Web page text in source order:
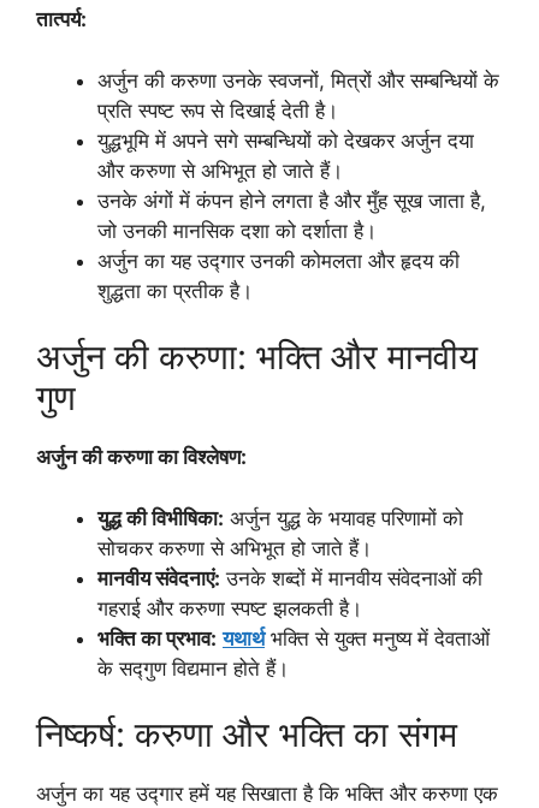
तात्पर्य:
अर्जुन की करुणा उनके स्वजनों, मित्रों और सम्बन्धियों के
प्रति स्पष्ट रूप से दिखाई देती है।
युद्धभूमि में अपने सगे सम्बन्धियों को देखकर अर्जुन दया
और करुणा से अभिभूत हो जाते हैं।
उनके अंगों में कंपन होने लगता है और मुँह सूख जाता है,
जो उनकी मानसिक दशा को दर्शाता है।
अर्जुन का यह उद्गार उनकी कोमलता और हृदय की
शुद्धता का प्रतीक है।
अर्जुन की करुणा: भक्ति और मानवीय
गुण
अर्जुन की करुणा का विश्लेषण:
युद्ध की विभीषिका: अर्जुन युद्ध के भयावह परिणामों को
सोचकर करुणा से अभिभूत हो जाते हैं।
मानवीय संवेदनाएं: उनके शब्दों में मानवीय संवेदनाओं की
गहराई और करुणा स्पष्ट झलकती है।
भक्ति का प्रभाव: यथार्थभक्ति से युक्त मनुष्य में देवताओं
के सद्गुण विद्यमान होते हैं।
निष्कर्ष: करुणा और भक्ति का संगम
अर्जुन का यह उद्गार हमें यह सिखाता है कि भक्ति और करुणा एक